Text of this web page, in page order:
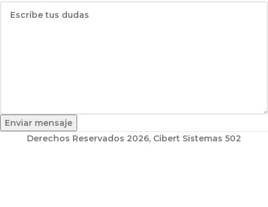
Enviar mensaje
Derechos Reservados 2026, Cibert Sistemas 502